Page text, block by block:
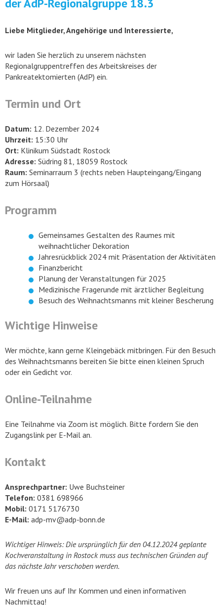
der AdP-Regionalgruppe 18.3
Liebe Mitglieder, Angehörige und Interessierte,
wir laden Sie herzlich zu unserem nächsten
Regionalgruppentreffen des Arbeitskreises der
Pankreatektomierten (AdP) ein.
Termin und Ort
Datum: 12. Dezember 2024
Uhrzeit: 15:30 Uhr
Ort: Klinikum Südstadt Rostock
Adresse: Südring 81, 18059 Rostock
Raum: Seminarraum 3 (rechts neben Haupteingang/Eingang
zum Hörsaal)
Programm
Gemeinsames Gestalten des Raumes mit
weihnachtlicher Dekoration
Jahresrückblick 2024 mit Präsentation der Aktivitäten
Finanzbericht
Planung der Veranstaltungen für 2025
Medizinische Fragerunde mit ärztlicher Begleitung
Besuch des Weihnachtsmanns mit kleiner Bescherung
Wichtige Hinweise
Wer möchte, kann gerne Kleingebäck mitbringen. Für den Besuch
des Weihnachtsmanns bereiten Sie bitte einen kleinen Spruch
oder ein Gedicht vor.
Online-Teilnahme
Eine Teilnahme via Zoom ist möglich. Bitte fordern Sie den
Zugangslink per E-Mail an.
Kontakt
Ansprechpartner: Uwe Buchsteiner
Telefon: 0381 698966
Mobil: 0171 5176730
E-Mail: adp-mv@adp-bonn.de
Wichtiger Hinweis: Die ursprünglich für den 04.12.2024 geplante
Kochveranstaltung in Rostock muss aus technischen Gründen auf
das nächste Jahr verschoben werden.
Wir freuen uns auf Ihr Kommen und einen informativen
Nachmittag!